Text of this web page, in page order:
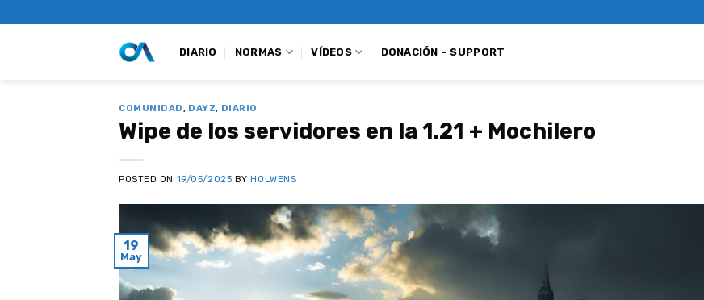
al
DIARIO NORMAS VÍDEOS DONACIÓN – SUPPORT
COMUNIDAD, DAYZ, DIARIO
Wipe de los servidores en la 1.21 + Mochilero
POSTED ON 19/05/2023 BYHOLWENS
19
May